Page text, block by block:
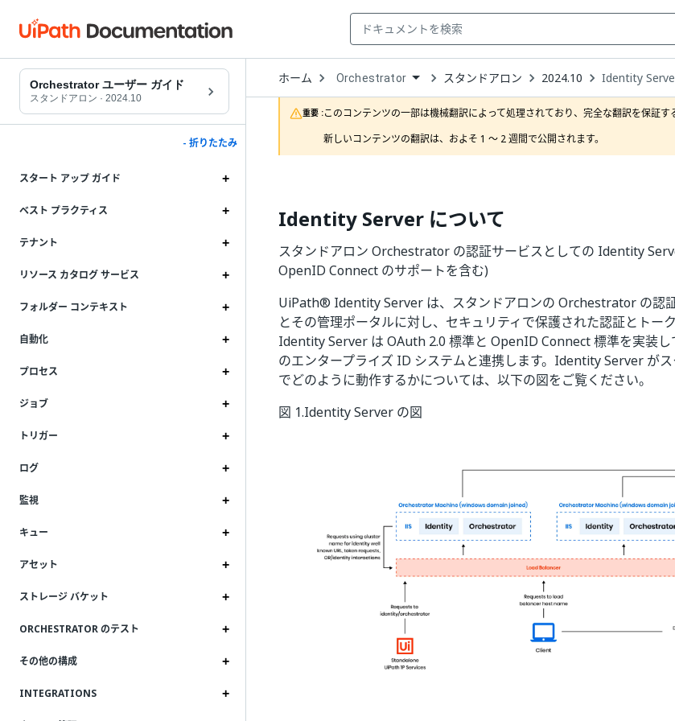
Orchestrator ユーザー ガイド
スタンドアロン · 2024.10
- 折りたたみ
スタート アップ ガイド
ベスト プラクティス
テナント
リソース カタログ サービス
フォルダー コンテキスト
自動化
プロセス
ジョブ
トリガー
ログ
監視
キュー
アセット
ストレージ バケット
ORCHESTRATOR のテスト
その他の構成
INTEGRATIONS
ホーム Open
Dropdown
to
choose
product
Orchestrator スタンドアロン 2024.10 Identity
重要 :このコンテンツの一部は機械翻訳によって処理されており、完全な翻訳を保証す
新しいコンテンツの翻訳は、およそ 1 ～ 2 週間で公開されます。
Identity Server について
スタンドアロン Orchestrator の認証サービスとしての Identity
OpenID Connect のサポートを含む)
UiPath® Identity Server は、スタンドアロンの Orchestrator の認
とその管理ポータルに対し、セキュリティで保護された認証とトー
Identity Server は OAuth 2.0 標準と OpenID Connect 標準を実装
のエンタープライズ ID システムと連携します。Identity Server が
でどのように動作するかについては、以下の図をご覧ください。
図 1.Identity Server の図